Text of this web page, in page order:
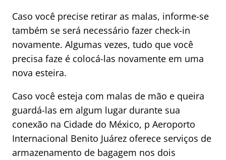
Caso você precise retirar as malas, informe-se
também se será necessário fazer check-in
novamente. Algumas vezes, tudo que você
precisa faze é colocá-las novamente em uma
nova esteira.
Caso você esteja com malas de mão e queira
guardá-las em algum lugar durante sua
conexão na Cidade do México, p Aeroporto
Internacional Benito Juárez oferece serviços de
armazenamento de bagagem nos dois